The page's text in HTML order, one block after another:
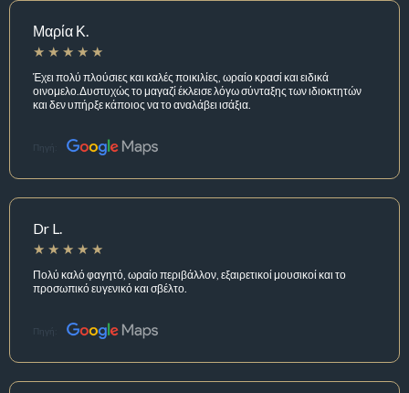
Μαρία Κ.
Έχει πολύ πλούσιες και καλές ποικιλίες, ωραίο κρασί και ειδικά
οινομελο.Δυστυχώς το μαγαζί έκλεισε λόγω σύνταξης των ιδιοκτητών
και δεν υπήρξε κάποιος να το αναλάβει ισάξια.
Πηγή:
Dr L.
Πολύ καλό φαγητό, ωραίο περιβάλλον, εξαιρετικοί μουσικοί και το
προσωπικό ευγενικό και σβέλτο.
Πηγή: